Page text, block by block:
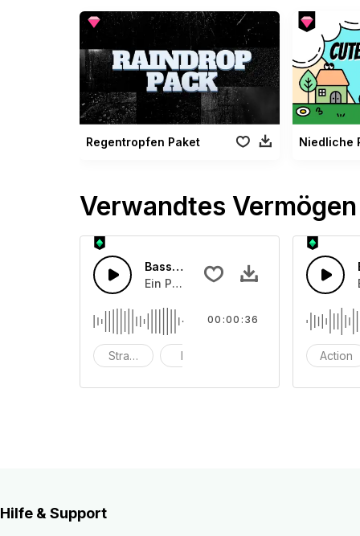
Regentropfen Paket
Verwandtes Vermögen
Basslastige Zukunft
Ein Pop-Piano mit Schlagzeug, das
Strand hell
00:00:36
Action
Hilfe & Support